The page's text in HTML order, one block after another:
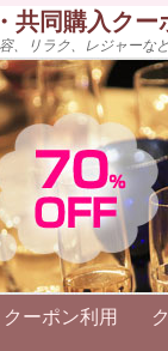
共同購入ク
、リラク、レジャー
クーポン利用